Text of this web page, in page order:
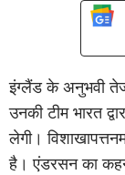
इंग्लैंड के अनुभवी
उनकी टीम भारत
लेगी।
है। एंडरसन का